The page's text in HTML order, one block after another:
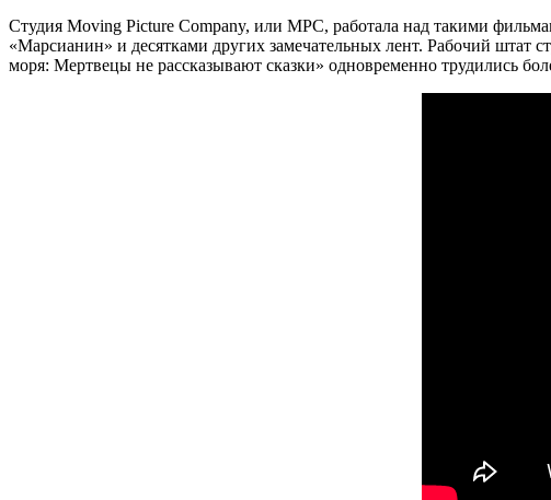
Студия Moving Picture Company, или MPC, работала над такими
«Марсианин» и десятками других замечательных лент. Рабочий штат
моря: Мертвецы не рассказывают сказки» одновременно трудились